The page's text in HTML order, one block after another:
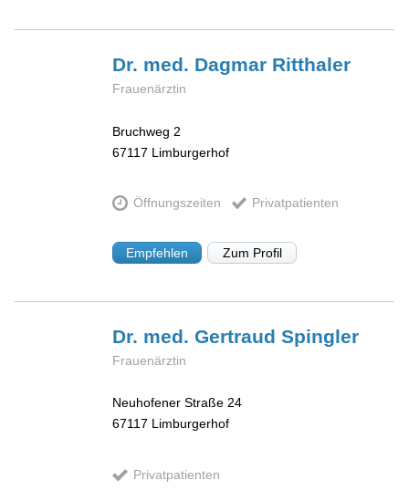
Dr. med. Dagmar Ritthaler
Frauenärztin
Bruchweg 2
67117 Limburgerhof
Öffnungszeiten Privatpatienten
Empfehlen Zum Profil
Dr. med. GertraudSpingler
Frauenärztin
Neuhofener Straße 24
67117 Limburgerhof
Privatpatienten